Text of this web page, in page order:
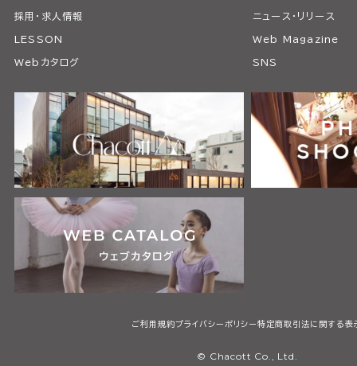
採用・求人情報 ニュース・リリース
LESSON Web Magazine
Webカタログ SNS
ご利用規約プライバシーポリシー特定商取引法に関する表
© Chacott Co., Ltd.